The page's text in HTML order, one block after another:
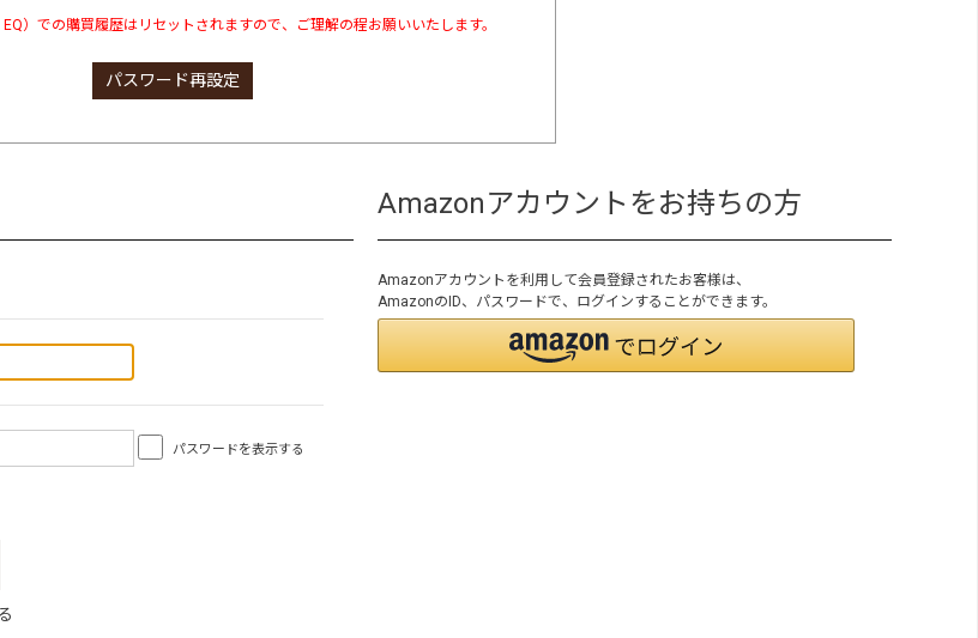
）での購買履歴はリセットされますので、ご理解の程お願いいたします。
パスワード再設定
パスワードを表示する
Amazonアカウントをお持ちの方
Amazonアカウントを利用して会員登録されたお客様は、
AmazonのID、パスワードで、ログインすることができます。